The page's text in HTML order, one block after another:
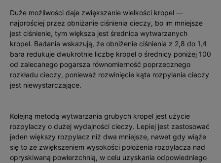
Duże możliwości daje zwiększanie wielkości kropel —
najprościej przez obniżanie ciśnienia cieczy, bo im mniejsze
jest ciśnienie, tym większa jest średnica wytwarzanych
kropel. Badania wskazują, że obniżenie ciśnienia z 2,8 do 1,4
bara redukuje dwukrotnie liczbę kropel o średnicy poniżej 100
od zalecanego pogarsza równomierność poprzecznego
rozkładu cieczy, ponieważ rozwinięcie kąta rozpylania cieczy
jest niewystarczające.
Kolejną metodą wytwarzania grubych kropel jest użycie
rozpylaczy o dużej wydajności cieczy. Lepiej jest zastosować
jeden większy rozpylacz niż dwa mniejsze, nawet gdy wiąże
się to ze zwiększeniem wysokości położenia rozpylacza nad
opryskiwaną powierzchnią, w celu uzyskania odpowiedniego